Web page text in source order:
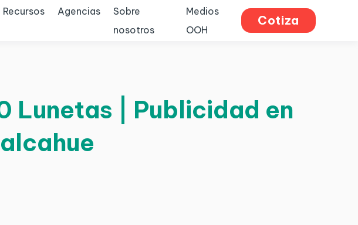
Recursos Agencias
Sobre
nosotros
Medios
OOH
Cotiza
Lunetas | Publicidad en